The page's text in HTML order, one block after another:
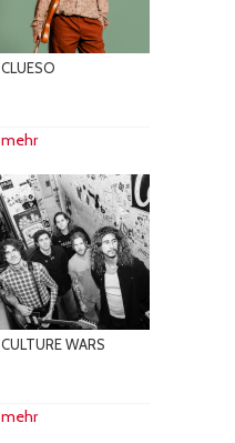
CLUESO
mehr
CULTURE WARS
mehr